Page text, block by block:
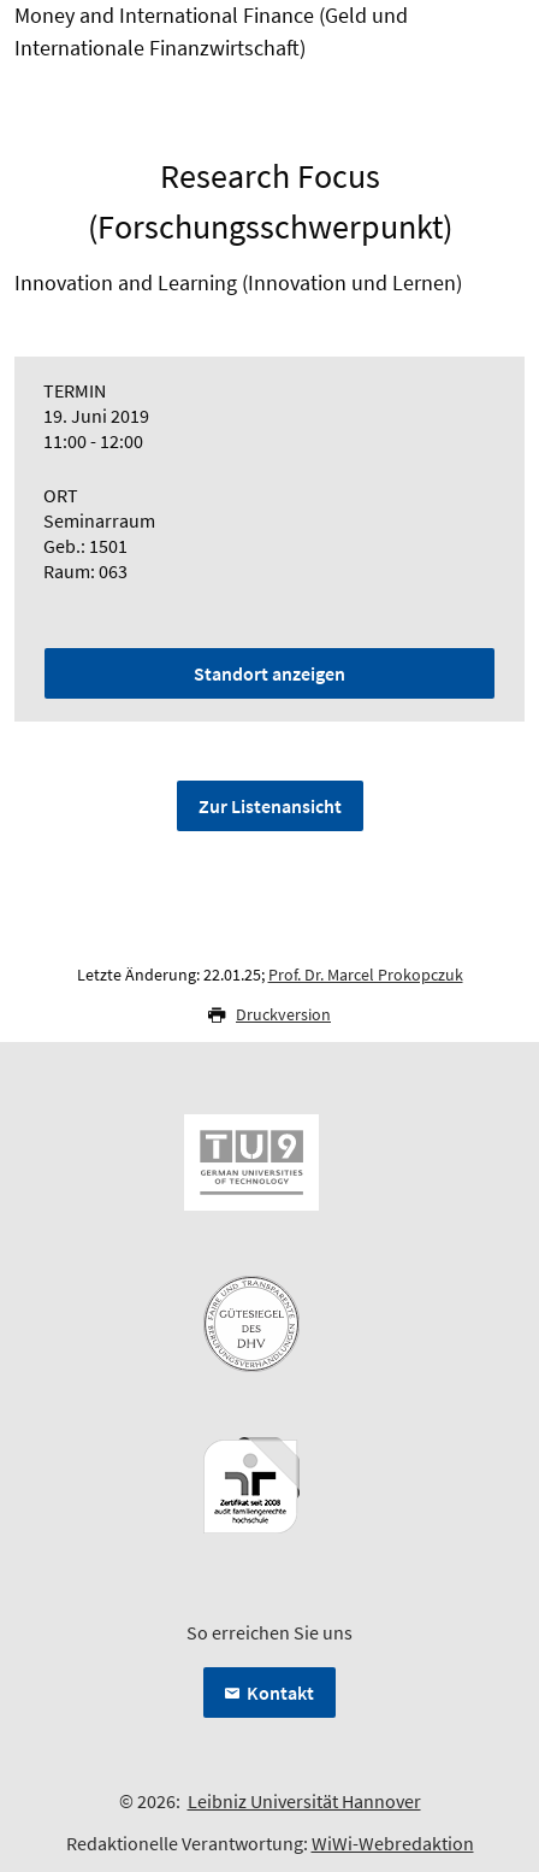
Money and International Finance (Geld und
Internationale Finanzwirtschaft)
Research Focus
(Forschungsschwerpunkt)
Innovation and Learning (Innovation und Lernen)
TERMIN
19. Juni 2019
11:00 - 12:00
ORT
Seminarraum
Geb.: 1501
Raum: 063
Standort anzeigen
Zur Listenansicht
Letzte Änderung: 22.01.25; Prof. Dr. Marcel Prokopczuk
Druckversion
So erreichen Sie uns
Kontakt
© 2026: Leibniz Universität Hannover
Redaktionelle Verantwortung: WiWi-Webredaktion